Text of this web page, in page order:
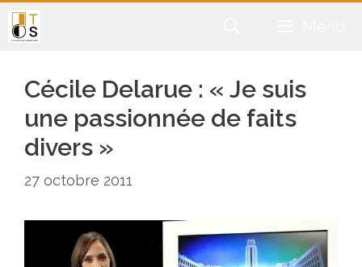
Aller
au
Cécile Delarue : « Je suis
une passionnée de faits
divers »
27 octobre 2011